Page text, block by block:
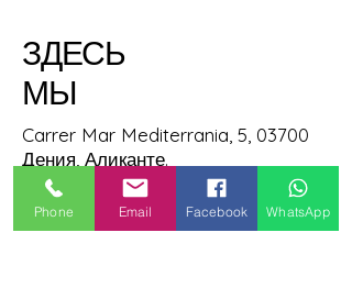
ЗДЕСЬ
МЫ
Carrer Mar Mediterrania, 5, 03700
Дения, Аликанте.
Phone Email Facebook WhatsApp